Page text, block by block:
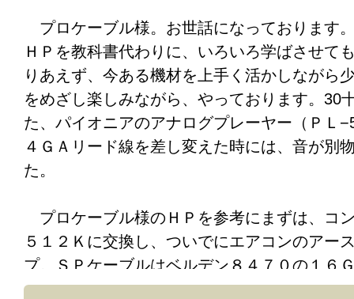
プロケーブル様。お世話になっております
ＨＰを教科書代わりに、いろいろ学ばさせて
りあえず、今ある機材を上手く活かしながら
をめざし楽しみながら、やっております。30
た、パイオニアのアナログプレーヤー（ＰＬ
４ＧＡリード線を差し変えた時には、音が別
た。
プロケーブル様のＨＰを参考にまずは、コ
５１２Ｋに交換し、ついでにエアコンのアー
プ。ＳＰケーブルはベルデン８４７０の１６
音の焦点合わせをしていないもの）昨日、仕